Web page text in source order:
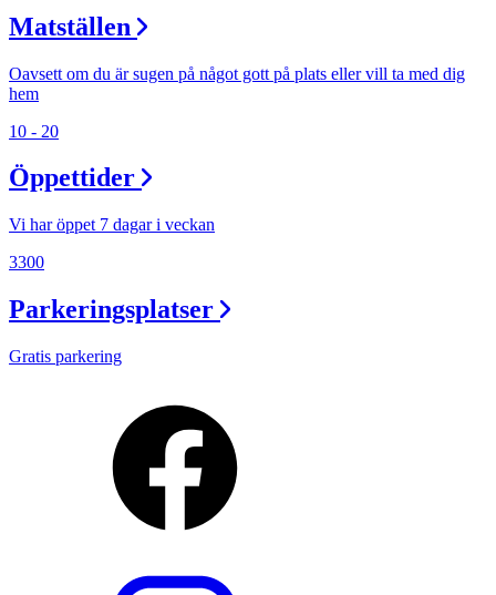
Matställen
Oavsett om du är sugen på något gott på plats eller vill ta med dig
hem
10 - 20
Öppettider
Vi har öppet 7 dagar i veckan
3300
Parkeringsplatser
Gratis parkering